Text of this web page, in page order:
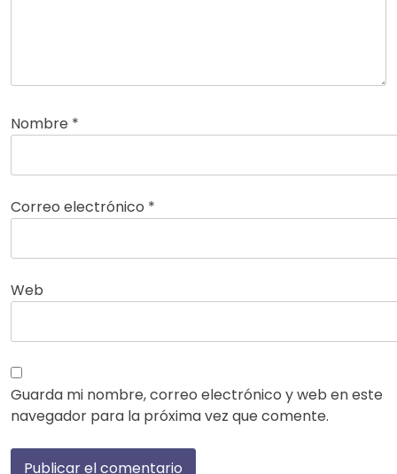
Nombre *
Correo electrónico *
Web
Guarda mi nombre, correo electrónico y web en este
navegador para la próxima vez que comente.